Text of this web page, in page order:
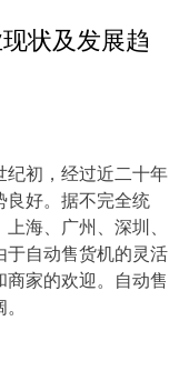
状及发展趋
纪初，经过近二十年
良好。据不完全统
海、广州、深圳、
于自动售货机的灵活
家的欢迎。自动售